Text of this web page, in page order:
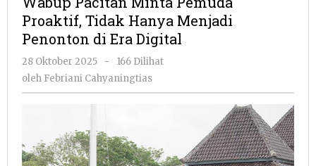
Era
Digital
Proaktif, Tidak Hanya Menjadi
Penonton di Era Digital
28 Oktober 2025
oleh
Febriani
Cahyaningtias
-
166 Dilihat
oleh Febriani Cahyaningtias